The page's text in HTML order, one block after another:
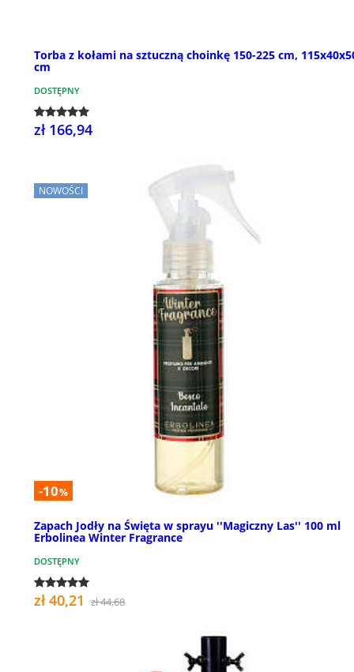
Torba z kołami na sztuczną choinkę 150-225 cm,
cm
DOSTĘPNY
zł 166,94
NOWOŚCI
-10%
Zapach Jodły na Święta w sprayu ''Magiczny Las'' 100 ml
Erbolinea Winter Fragrance
DOSTĘPNY
zł 40,21 zł 44,68